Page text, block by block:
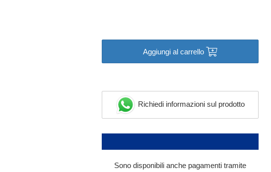
Aggiungi al carrello
Richiedi informazioni sul prodotto
Sono disponibili anche pagamenti tramite